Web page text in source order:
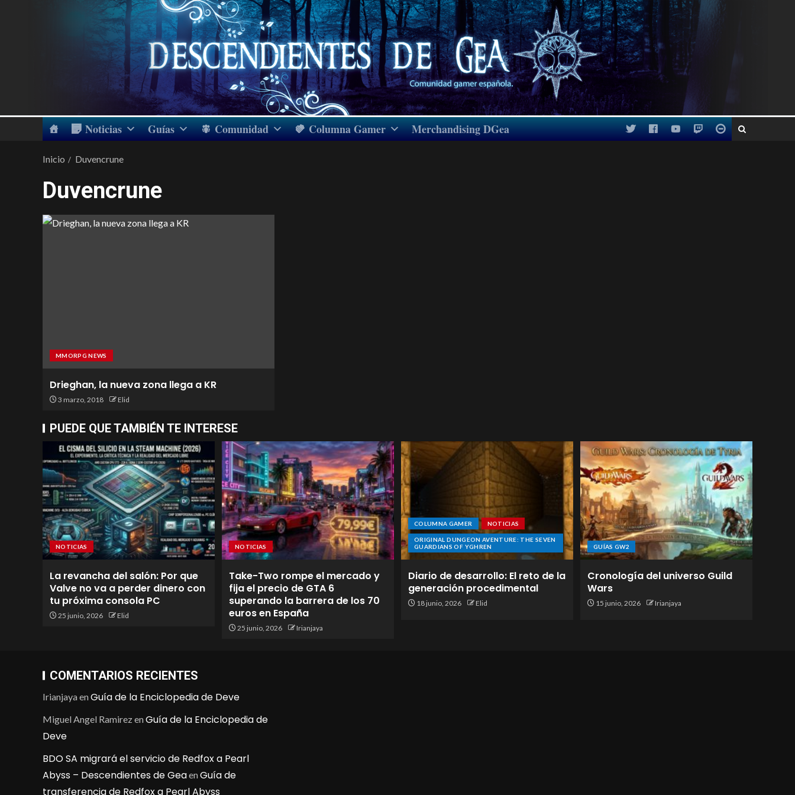
Noticias Guías Comunidad Columna Gamer Merchandising DGea
Inicio Duvencrune
Duvencrune
MMORPG NEWS
Drieghan, la nueva zona llega a KR
3 marzo, 2018 Elid
PUEDE QUE TAMBIÉN TE INTERESE
NOTICIAS
La revancha del salón: Por que
Valve no va a perder dinero con
tu próxima consola PC
25 junio, 2026 Elid
NOTICIAS
Take-Two rompe el mercado y
fija el precio de GTA 6
superando la barrera de los 70
euros en España
25 junio, 2026 Irianjaya
COLUMNA GAMER NOTICIAS
ORIGINAL DUNGEON AVENTURE: THE SEVEN
GUARDIANS OF YGHREN
Diario de desarrollo: El reto de la
generación procedimental
18 junio, 2026 Elid
GUÍAS GW2
Cronología del universo Guild
Wars
15 junio, 2026 Irianjaya
COMENTARIOS RECIENTES
IrianjayaenGuía de la Enciclopedia de Deve
Miguel Angel RamirezenGuía de la Enciclopedia de
Deve
BDO SA migrará el servicio de Redfox a Pearl
Abyss – Descendientes de GeaenGuía de
transferencia de Redfox a Pearl Abyss